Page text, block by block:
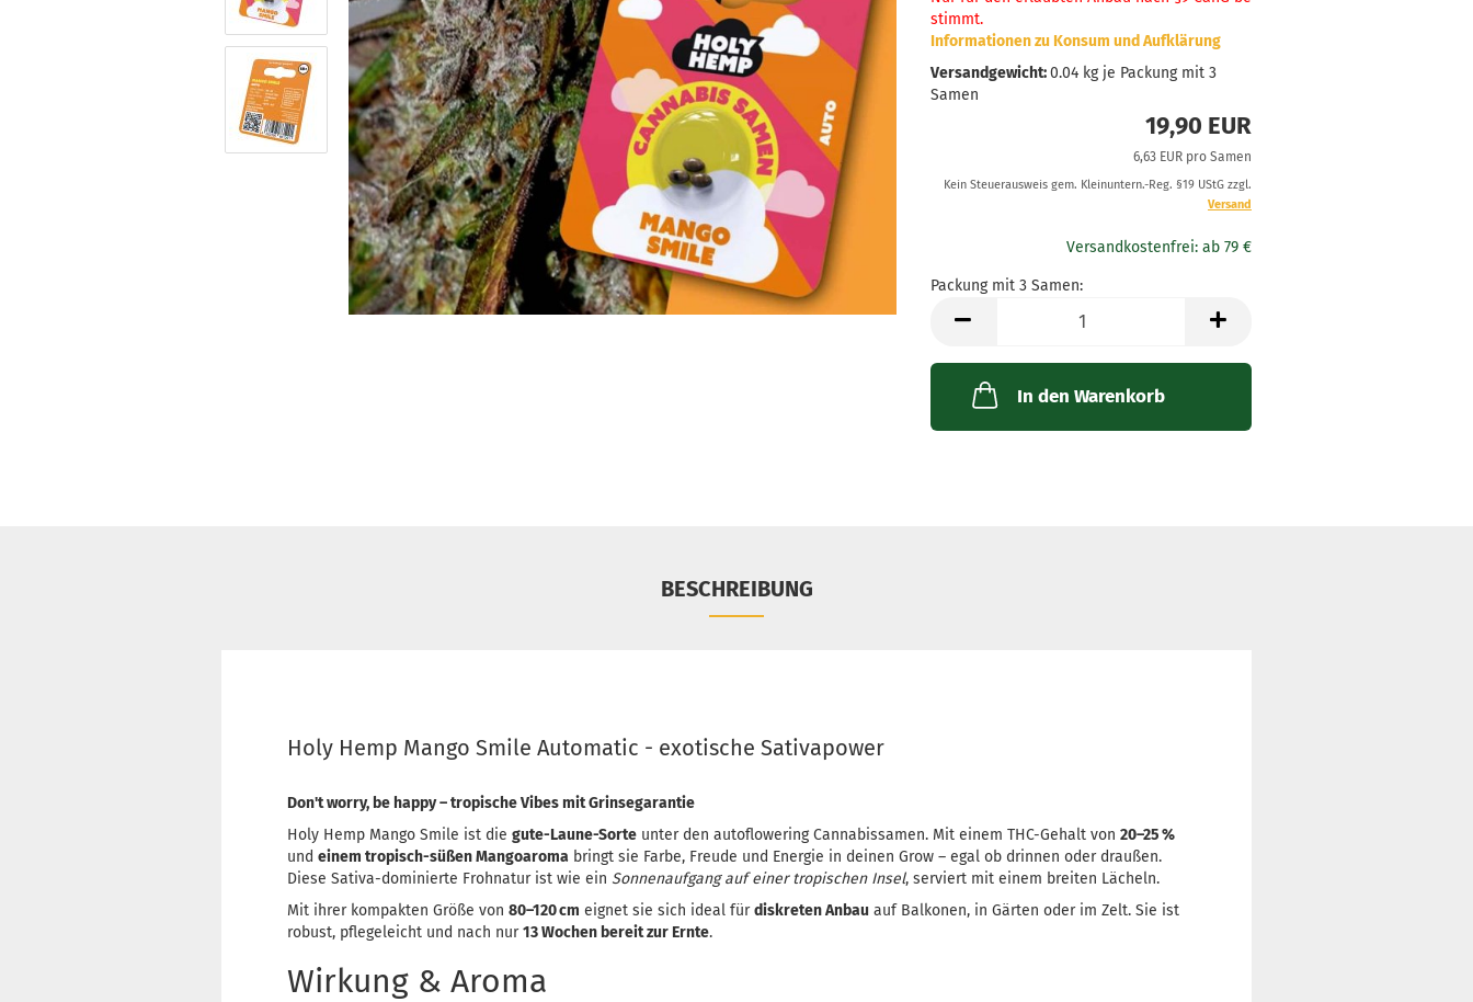
stimmt.
Informationen zu Konsum und Aufklärung
Versandgewicht:0.04kg je Packung mit 3
Samen
19,90 EUR
6,63 EUR pro Samen
Kein Steuerausweis gem. Kleinuntern.-Reg. §19 UStG zzgl.
Versand
Packung mit 3 Samen:
Packung
3
In den Warenkorb
BESCHREIBUNG
Holy Hemp Mango Smile Automatic - exotische Sativapower
Don't worry, be happy – tropische Vibes mit Grinsegarantie
Holy Hemp Mango Smile ist die gute-Laune-Sorte unter den autoflowering Cannabissamen. Mit einem THC-Gehalt von 20–25 %
und einem tropisch-süßen Mangoaroma bringt sie Farbe, Freude und Energie in deinen Grow – egal ob drinnen oder draußen.
Diese Sativa-dominierte Frohnatur ist wie ein Sonnenaufgang auf einer tropischen Insel, serviert mit einem breiten Lächeln.
Mit ihrer kompakten Größe von 80–120 cm eignet sie sich ideal fürdiskreten Anbau auf Balkonen, in Gärten oder im Zelt. Sie ist
robust, pflegeleicht und nach nur13 Wochen bereit zur Ernte.
Wirkung & Aroma